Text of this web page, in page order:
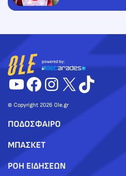
YouTube
Facebook
Instagram
X TikTok
© Copyright 2026 Ole.gr
ΠΟΔΟΣΦΑΙΡΟ
ΜΠΑΣΚΕΤ
ΡΟΗ ΕΙΔΗΣΕΩΝ